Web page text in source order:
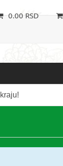
0.00 RSD